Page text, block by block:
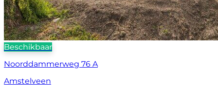
Beschikbaar
Noorddammerweg 76 A
Amstelveen